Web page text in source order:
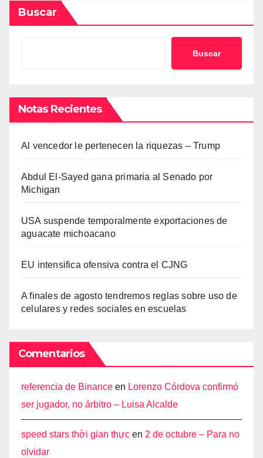
Buscar
Buscar
Notas Recientes
Al vencedor le pertenecen la riquezas – Trump
Abdul El-Sayed gana primaria al Senado por
Michigan
USA suspende temporalmente exportaciones de
aguacate michoacano
EU intensifica ofensiva contra el CJNG
A finales de agosto tendremos reglas sobre uso de
celulares y redes sociales en escuelas
Comentarios
referencia de Binance en Lorenzo Córdova confirmó
ser jugador, no árbitro – Luisa Alcalde
speed stars thời gian thực en 2 de octubre – Para no
olvidar